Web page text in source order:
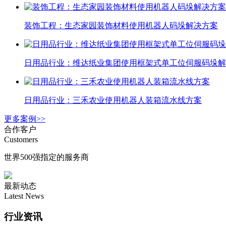
装饰工程：生态家园装饰材料使用机器人码垛解决方案
日用品行业：维达纸业集团使用框架式单工位伺服码垛
日用品行业：三禾农业使用机器人装箱流水线方案
更多案例>>
合作客户
Customers
世界500强指定的服务商
最新动态
Latest News
行业资讯